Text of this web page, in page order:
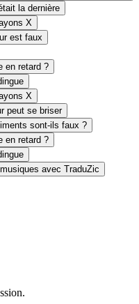
la dernière
X
est faux
en retard ?
X
peut se briser
sont-ils faux ?
en retard ?
avec TraduZic